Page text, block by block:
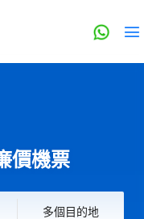
價機票
多個目的地